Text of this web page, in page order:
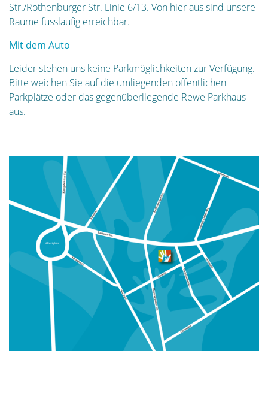
Str./Rothenburger Str. Linie 6/13. Von hier aus sind unsere
Räume fussläufig erreichbar.
Mit dem Auto
Leider stehen uns keine Parkmöglichkeiten zur Verfügung.
Bitte weichen Sie auf die umliegenden öffentlichen
Parkplätze oder das gegenüberliegende Rewe Parkhaus
aus.